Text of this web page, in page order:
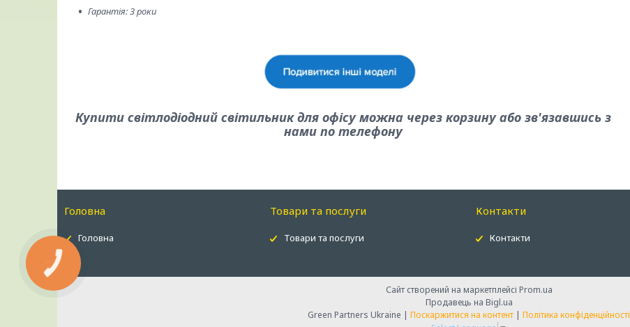
Гарантія: 3 роки
Купити світлодіодний світильник для офісу можна через корзину або зв'язавшись з
нами по телефону
Головна
Головна
Товари та послуги
Товари та послуги
Контакти
Контакти
Сайт створений на маркетплейсі Prom.ua
Продавець на Bigl.ua
Green Partners Ukraine | Поскаржитися на контент | Політика конфіденційності